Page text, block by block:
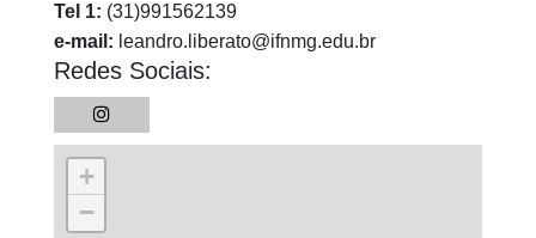
Tel 1: (31)991562139
e-mail: leandro.liberato@ifnmg.edu.br
Redes Sociais:
+
−